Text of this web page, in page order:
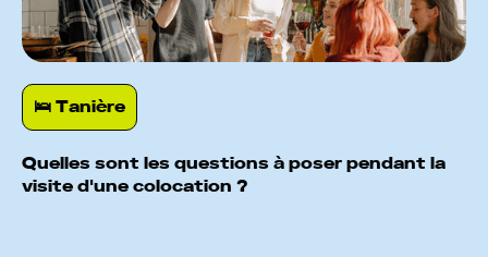
🛌️ Tanière
Quelles sont les questions à poser pendant la
visite d'une colocation ?